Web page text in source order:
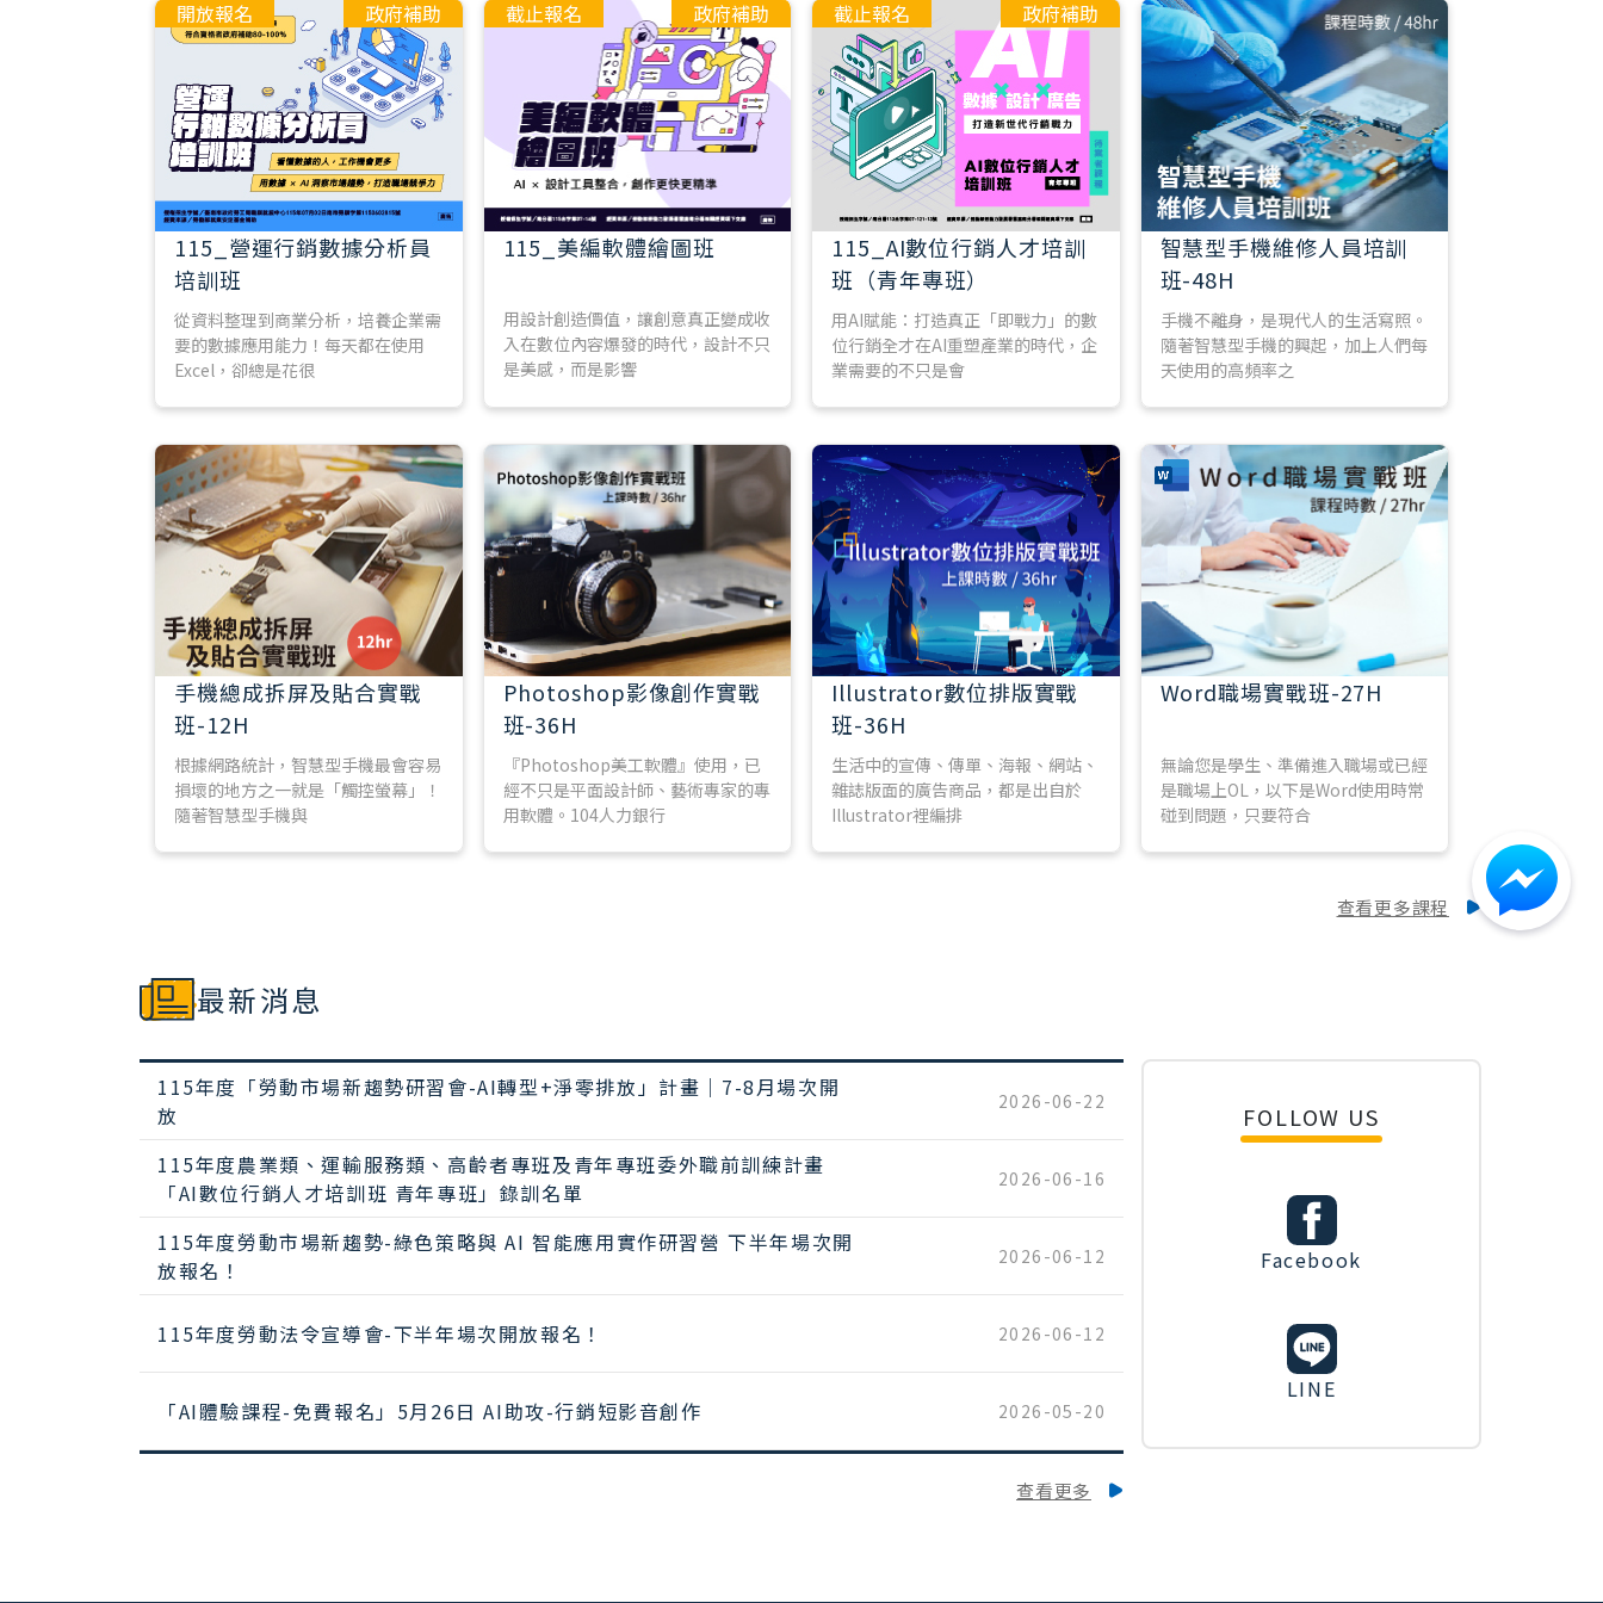
開放報名 政府補助
115_營運行銷數據分析員
培訓班
從資料整理到商業分析，培養企業需
要的數據應用能力！每天都在使用
Excel，卻總是花很
截止報名 政府補助
115_美編軟體繪圖班
用設計創造價值，讓創意真正變成收
入在數位內容爆發的時代，設計不只
是美感，而是影響
截止報名 政府補助
115_AI數位行銷人才培訓
班（青年專班）
用AI賦能：打造真正「即戰力」的數
位行銷全才在AI重塑產業的時代，企
業需要的不只是會
智慧型手機維修人員培訓
班-48H
手機不離身，是現代人的生活寫照。
隨著智慧型手機的興起，加上人們每
天使用的高頻率之
手機總成拆屏及貼合實戰
班-12H
根據網路統計，智慧型手機最會容易
損壞的地方之一就是「觸控螢幕」！
隨著智慧型手機與
Photoshop影像創作實戰
班-36H
『Photoshop美工軟體』使用，已
經不只是平面設計師、藝術專家的專
用軟體。104人力銀行
Illustrator數位排版實戰
班-36H
生活中的宣傳、傳單、海報、網站、
雜誌版面的廣告商品，都是出自於
Illustrator裡編排
Word職場實戰班-27H
無論您是學生、準備進入職場或已經
是職場上OL，以下是Word使用時常
碰到問題，只要符合
查看更多課程
最新消息
115年度「勞動市場新趨勢研習會-AI轉型+淨零排放」計畫｜7-8月場次開
放
2026-06-22
115年度農業類、運輸服務類、高齡者專班及青年專班委外職前訓練計畫
「AI數位行銷人才培訓班 青年專班」錄訓名單
2026-06-16
115年度勞動市場新趨勢-綠色策略與 AI 智能應用實作研習營 下半年場次開
放報名！
2026-06-12
115年度勞動法令宣導會-下半年場次開放報名！ 2026-06-12
「AI體驗課程-免費報名」5月26日 AI助攻-行銷短影音創作 2026-05-20
查看更多
FOLLOW US
Facebook
LINE